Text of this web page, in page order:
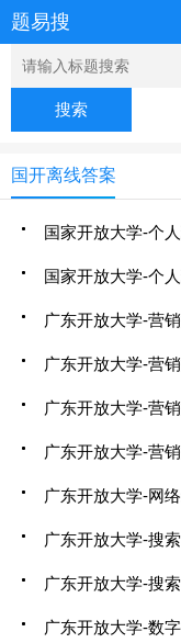
题易搜
搜索
国开离线答案
国家开放大学-个
国家开放大学-个
广东开放大学-营
广东开放大学-营
广东开放大学-营
广东开放大学-营
广东开放大学-网
广东开放大学-搜
广东开放大学-搜
广东开放大学-数